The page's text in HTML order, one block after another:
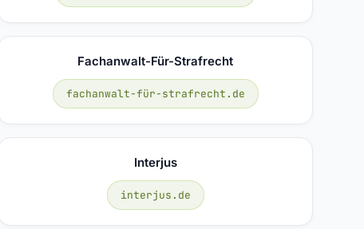
Fachanwalt-Für-Strafrecht
fachanwalt-für-strafrecht.de
Interjus
interjus.de